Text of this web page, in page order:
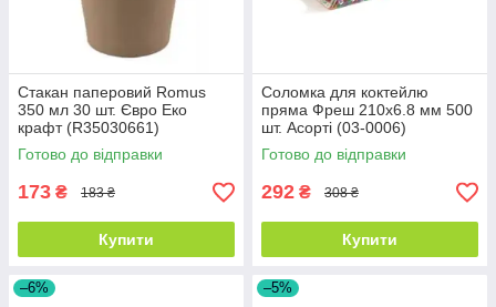
Стакан паперовий Romus
350 мл 30 шт. Євро Еко
крафт (R35030661)
Готово до відправки
173 ₴ 183 ₴
Купити
Соломка для коктейлю
пряма Фреш 210х6.8 мм 500
шт. Асорті (03-0006)
Готово до відправки
292 ₴ 308 ₴
Купити
–6% –5%